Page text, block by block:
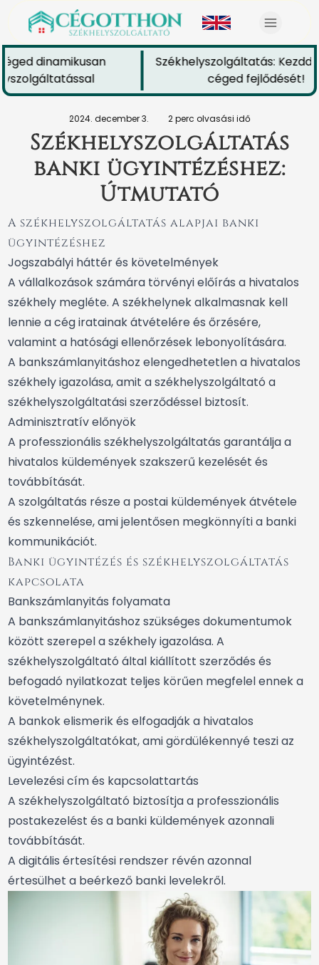
dinamikusan
Székhelyszolgáltatás: Kezdd
céged fejlődését!
2024. december 3. 2 perc olvasási idő
Székhelyszolgáltatás
banki ügyintézéshez:
Útmutató
A székhelyszolgáltatás alapjai banki
ügyintézéshez
Jogszabályi háttér és követelmények
A vállalkozások számára törvényi előírás a hivatalos
székhely megléte. A székhelynek alkalmasnak kell
lennie a cég iratainak átvételére és őrzésére,
valamint a hatósági ellenőrzések lebonyolítására.
A bankszámlanyitáshoz elengedhetetlen a hivatalos
székhely igazolása, amit a székhelyszolgáltató a
székhelyszolgáltatási szerződéssel biztosít.
Adminisztratív előnyök
A professzionális székhelyszolgáltatás garantálja a
hivatalos küldemények szakszerű kezelését és
továbbítását.
A szolgáltatás része a postai küldemények átvétele
és szkennelése, ami jelentősen megkönnyíti a banki
kommunikációt.
Banki ügyintézés és székhelyszolgáltatás
kapcsolata
Bankszámlanyitás folyamata
A bankszámlanyitáshoz szükséges dokumentumok
között szerepel a székhely igazolása. A
székhelyszolgáltató által kiállított szerződés és
befogadó nyilatkozat teljes körűen megfelel ennek a
követelménynek.
A bankok elismerik és elfogadják a hivatalos
székhelyszolgáltatókat, ami gördülékennyé teszi az
ügyintézést.
Levelezési cím és kapcsolattartás
A székhelyszolgáltató biztosítja a professzionális
postakezelést és a banki küldemények azonnali
továbbítását.
A digitális értesítési rendszer révén azonnal
értesülhet a beérkező banki levelekről.